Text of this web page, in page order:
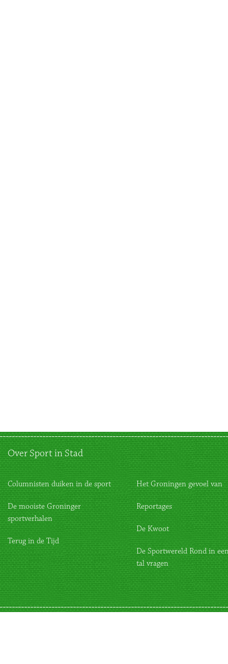
Over Sport in Stad
Columnisten duiken in de sport
De mooiste Groninger
sportverhalen
Terug in de Tijd
Het Groningen gevoel van
Reportages
De Kwoot
De Sportwereld Rond in
tal vragen